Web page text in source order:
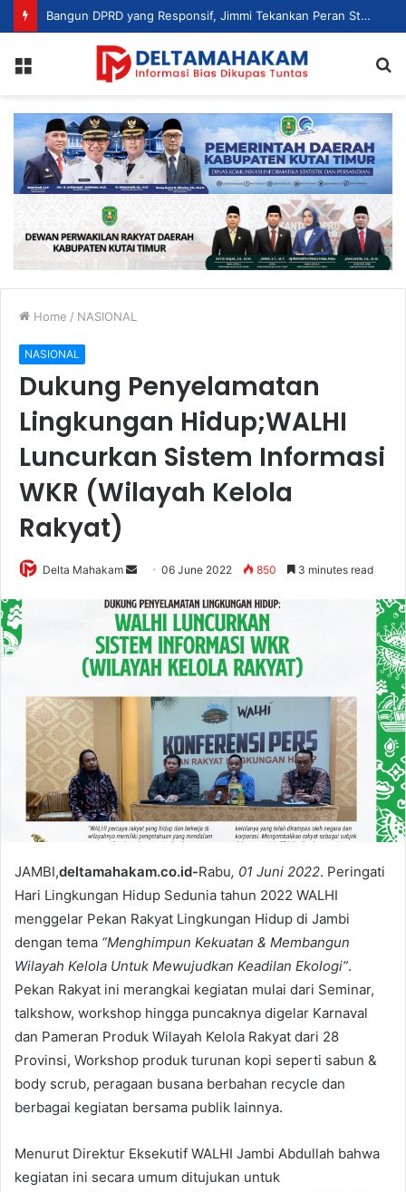
Bangun DPRD yang Responsif, Jimmi Tekankan Peran Strategis Tenaga Ahli dalam Penyusunan Kebijakan
Home / NASIONAL
NASIONAL
Dukung Penyelamatan
Lingkungan Hidup;WALHI
Luncurkan Sistem Informasi
WKR (Wilayah Kelola
Rakyat)
Delta Mahakam
n
d
a
n
e
06 June 2022 850 3 minutes read
JAMBI,deltamahakam.co.id-Rabu, 01 Juni 2022. Peringati
Hari Lingkungan Hidup Sedunia tahun 2022 WALHI
menggelar Pekan Rakyat Lingkungan Hidup di Jambi
dengan tema “Menghimpun Kekuatan & Membangun
Wilayah Kelola Untuk Mewujudkan Keadilan Ekologi”.
Pekan Rakyat ini merangkai kegiatan mulai dari Seminar,
talkshow, workshop hingga puncaknya digelar Karnaval
dan Pameran Produk Wilayah Kelola Rakyat dari 28
Provinsi, Workshop produk turunan kopi seperti sabun &
body scrub, peragaan busana berbahan recycle dan
berbagai kegiatan bersama publik lainnya.
Menurut Direktur Eksekutif WALHI Jambi Abdullah bahwa
kegiatan ini secara umum ditujukan untuk